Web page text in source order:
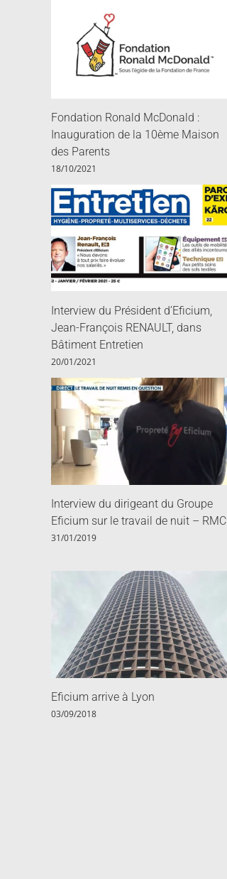
Fondation Ronald McDonald :
Inauguration de la 10ème Maison
des Parents
18/10/2021
Interview du Président d’Eficium,
Jean-François RENAULT, dans
Bâtiment Entretien
20/01/2021
Interview du dirigeant du Groupe
Eficium sur le travail de nuit – RMC
31/01/2019
Eficium arrive à Lyon
03/09/2018